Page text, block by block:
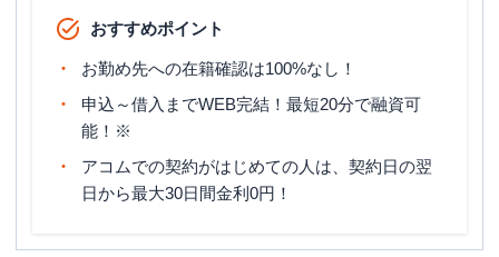
おすすめポイント
お勤め先への在籍確認は100%なし！
申込～借入までWEB完結！最短20分で融資可
能！※
アコムでの契約がはじめての人は、契約日の翌
日から最大30日間金利0円！